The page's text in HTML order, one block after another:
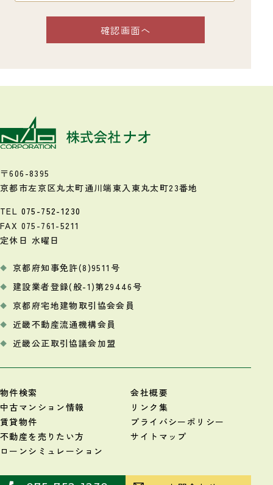
〒606-8395
京都市左京区丸太町通川端東入 東丸太町23番地
TEL 075-752-1230
FAX 075-761-5211
定休日 水曜日
京都府知事免許(8)9511号
建設業者登録(般-1)第29446号
京都府宅地建物取引協会会員
近畿不動産流通機構会員
近畿公正取引協議会加盟
物件検索
中古マンション情報
賃貸物件
不動産を売りたい方
ローンシミュレーション
会社概要
リンク集
プライバシーポリシー
サイトマップ